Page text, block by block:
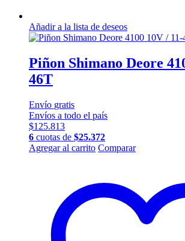
Añadir a la lista de deseos
Piñon Shimano Deore
46T
Envío gratis
Envíos a todo el país
$125.813
6 cuotas de $25.372
Agregar al carrito Comparar